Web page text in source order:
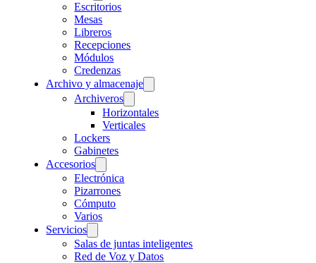
Escritorios
Mesas
Libreros
Recepciones
Módulos
Credenzas
Archivo y almacenaje
Archiveros
Horizontales
Verticales
Lockers
Gabinetes
Accesorios
Electrónica
Pizarrones
Cómputo
Varios
Servicios
Salas de juntas inteligentes
Red de Voz y Datos